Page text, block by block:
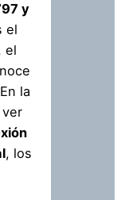
y
el
el
la
, los